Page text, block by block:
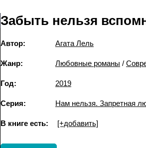
Забыть нельзя
Автор: Агата Лель
Жанр: Любовные романы /
Год: 2019
Серия: Нам нельзя. Запретная
В книге есть: [+добавить]